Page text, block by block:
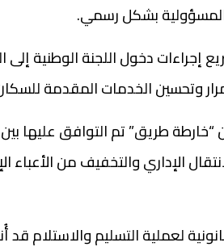
المسؤولية بشكل رسمي.
إجراءات دخول اللجنة الوطنية إلى
وتحسين الخدمات المقدمة
طريق” تم التوافق عليها
الإداري والتخفيف من الأعباء
لعملية التسليم والاستلام